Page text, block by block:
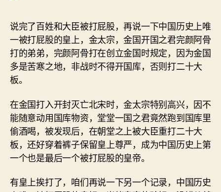
说完了百姓和大臣被打屁股，再说一下中国历史上唯
一被打屁股的皇上，金太宗，金国开国之君完颜阿骨
打的弟弟，完颜阿骨打在创立金国时规定，因为金国
多是苦寒之地，非战时不得开国库，否则打二十大
板。
在金国打入开封灭亡北宋时，金太宗特别高兴，因不
能随意动用国库物资，堂堂一国之君竟然跑到国库里
偷酒喝，被发现后，在朝堂之上被大臣重打二十大
板，还好穿着裤子保留皇上尊严，成为中国历史上第
一个也是最后一个被打屁股的皇帝。
有皇上挨打了，咱们再说一下另一个记录，中国历史